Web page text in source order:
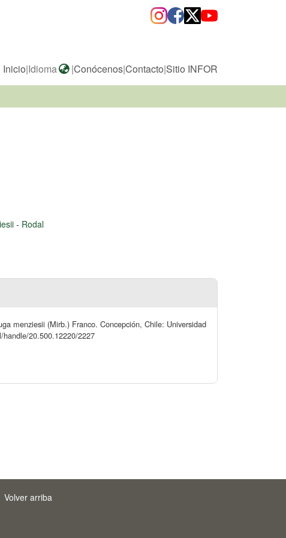
Inicio|Idioma |Conócenos|Contacto|Sitio INFOR
- Rodal
menziesii (Mirb.) Franco. Concepción, Chile: Universidad
20.500.12220/2227
Volver arriba